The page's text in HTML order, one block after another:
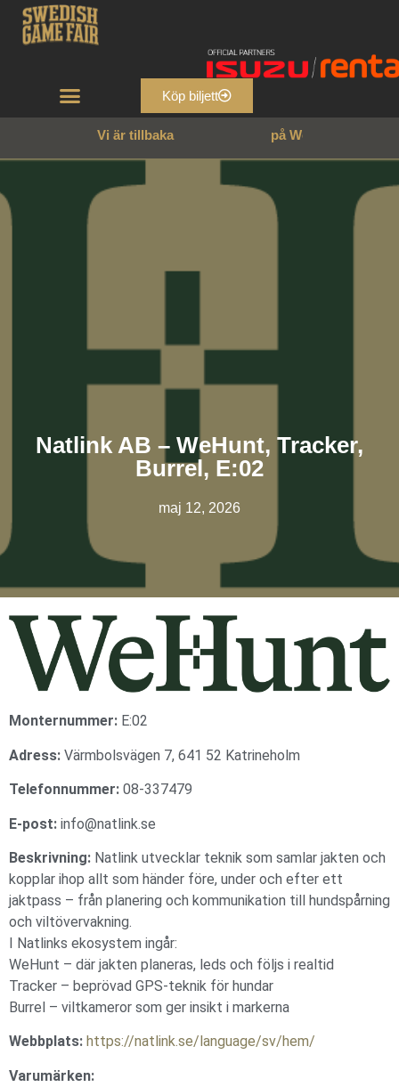
Köp biljett
Vi är tillbaka på We
Natlink AB – WeHunt, Tracker,
Burrel, E:02
maj 12, 2026
Monternummer: E:02
Adress: Värmbolsvägen 7, 641 52 Katrineholm
Telefonnummer: 08-337479
E-post: info@natlink.se
Beskrivning: Natlink utvecklar teknik som samlar jakten och
kopplar ihop allt som händer före, under och efter ett
jaktpass – från planering och kommunikation till hundspårning
och viltövervakning.
I Natlinks ekosystem ingår:
WeHunt – där jakten planeras, leds och följs i realtid
Tracker – beprövad GPS-teknik för hundar
Burrel – viltkameror som ger insikt i markerna
Webbplats: https://natlink.se/language/sv/hem/
Varumärken: